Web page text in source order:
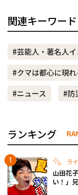
関連キーワード
#芸能人・著名人
#クマは都心に現れ
#ニュース
#防
ランキング
ラ
山田花
い！」